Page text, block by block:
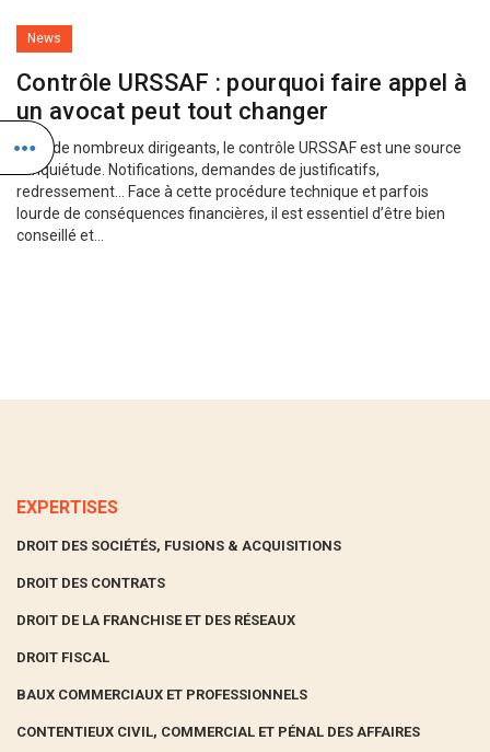
News
Contrôle URSSAF : pourquoi faire appel à
un avocat peut tout changer
Pour de nombreux dirigeants, le contrôle URSSAF est une source
d’inquiétude. Notifications, demandes de justificatifs,
redressement… Face à cette procédure technique et parfois
lourde de conséquences financières, il est essentiel d’être bien
conseillé et...
EXPERTISES
DROIT DES SOCIÉTÉS, FUSIONS & ACQUISITIONS
DROIT DES CONTRATS
DROIT DE LA FRANCHISE ET DES RÉSEAUX
DROIT FISCAL
BAUX COMMERCIAUX ET PROFESSIONNELS
CONTENTIEUX CIVIL, COMMERCIAL ET PÉNAL DES AFFAIRES